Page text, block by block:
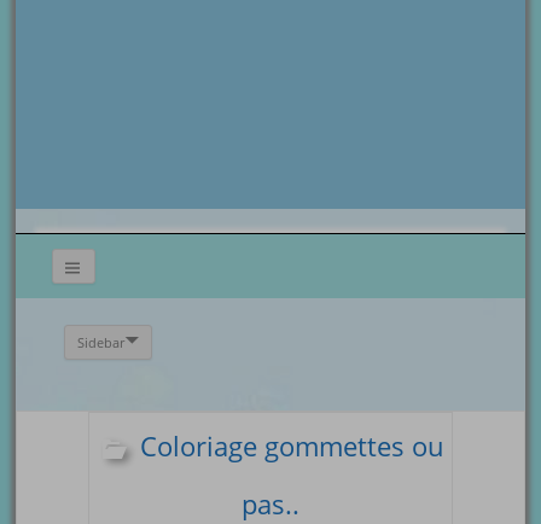
Sidebar
Coloriage gommettes ou
pas..